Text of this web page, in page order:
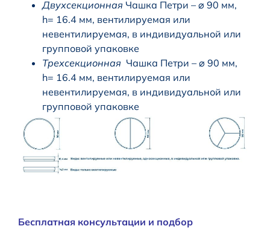
Двухсекционная Чашка Петри – ⌀ 90 мм,
h= 16.4 мм, вентилируемая или
невентилируемая, в индивидуальной или
групповой упаковке
Трехсекционная Чашка Петри – ⌀ 90 мм,
h= 16.4 мм, вентилируемая или
невентилируемая, в индивидуальной или
групповой упаковке
Бесплатная консультации и подбор